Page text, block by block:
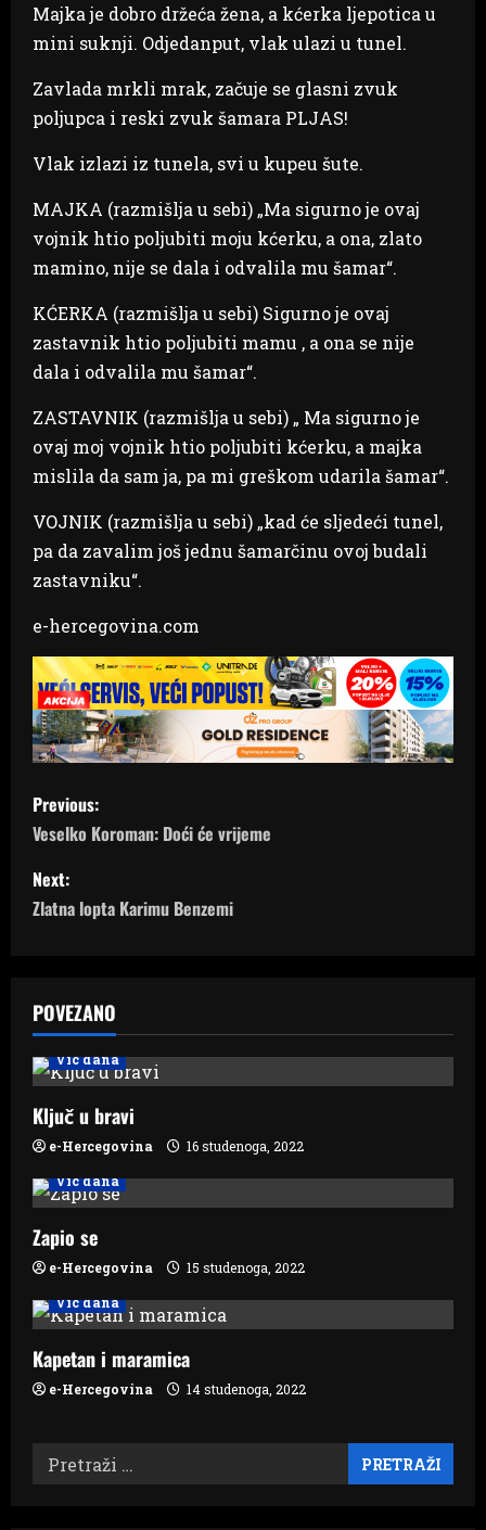
Majka je dobro držeća žena, a kćerka ljepotica u
mini suknji. Odjedanput, vlak ulazi u tunel.
Zavlada mrkli mrak, začuje se glasni zvuk
poljupca i reski zvuk šamara PLJAS!
Vlak izlazi iz tunela, svi u kupeu šute.
MAJKA (razmišlja u sebi) „Ma sigurno je ovaj
vojnik htio poljubiti moju kćerku, a ona, zlato
mamino, nije se dala i odvalila mu šamar“.
KĆERKA (razmišlja u sebi) Sigurno je ovaj
zastavnik htio poljubiti mamu , a ona se nije
dala i odvalila mu šamar“.
ZASTAVNIK (razmišlja u sebi) „ Ma sigurno je
ovaj moj vojnik htio poljubiti kćerku, a majka
mislila da sam ja, pa mi greškom udarila šamar“.
VOJNIK (razmišlja u sebi) „kad će sljedeći tunel,
pa da zavalim još jednu šamarčinu ovoj budali
zastavniku“.
e-hercegovina.com
P
o
s
t
a
v
i
g
a
t
i
o
n
Previous:
Veselko Koroman: Doći će vrijeme
Next:
Zlatna lopta Karimu Benzemi
POVEZANO
Vic dana
Ključ u bravi
e-Hercegovina
16 studenoga, 2022
Vic dana
Zapio se
e-Hercegovina
15 studenoga, 2022
Vic dana
Kapetan i maramica
e-Hercegovina 14 studenoga, 2022
Pretraži: